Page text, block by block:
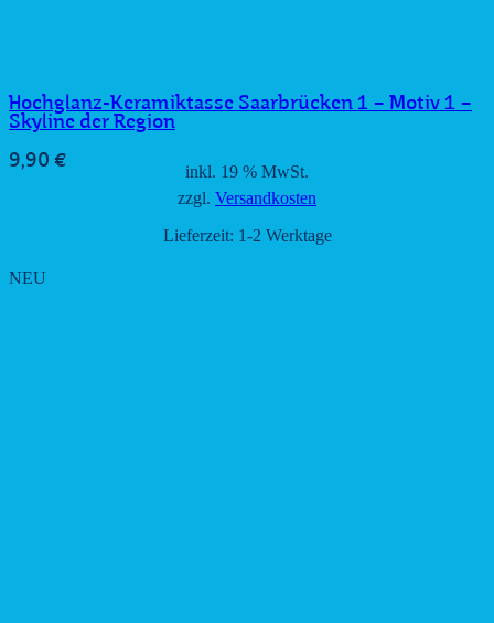
Hochglanz-Keramiktasse Saarbrücken 1 – Motiv 1 –
Skyline der Region
9,90 €
inkl. 19 % MwSt.
zzgl. Versandkosten
Lieferzeit: 1-2 Werktage
NEU